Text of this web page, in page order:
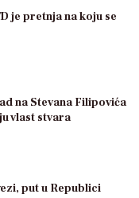
je pretnja na koju se
na Stevana Filipovića
vlast stvara
put u Republici